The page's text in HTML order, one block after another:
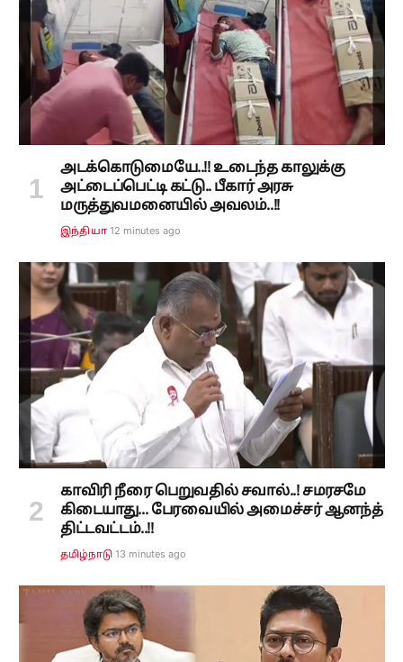
அடக்கொடுமையே..!! உடைந்த காலுக்கு
அட்டைப்பெட்டி கட்டு.. பீகார் அரசு
மருத்துவமனையில் அவலம்..!!
இந்தியா 12 minutes ago
காவிரி நீரை பெறுவதில் சவால்..! சமரசமே
கிடையாது... பேரவையில் அமைச்சர் ஆனந்த்
திட்டவட்டம்..!!
தமிழ்நாடு 13 minutes ago